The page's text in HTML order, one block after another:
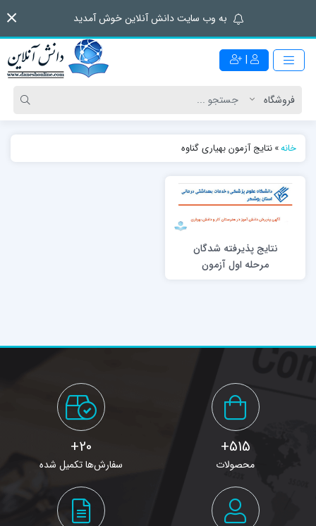
به وب سایت دانش آنلاین خوش آمدید
|
خانه»نتایج آزمون بهیاری گناوه
نتایج پذیرفته شدگان
مرحله اول آزمون
ورودی بهیاری 1396
515+
محصولات
20+
سفارش‌ها تکمیل شده